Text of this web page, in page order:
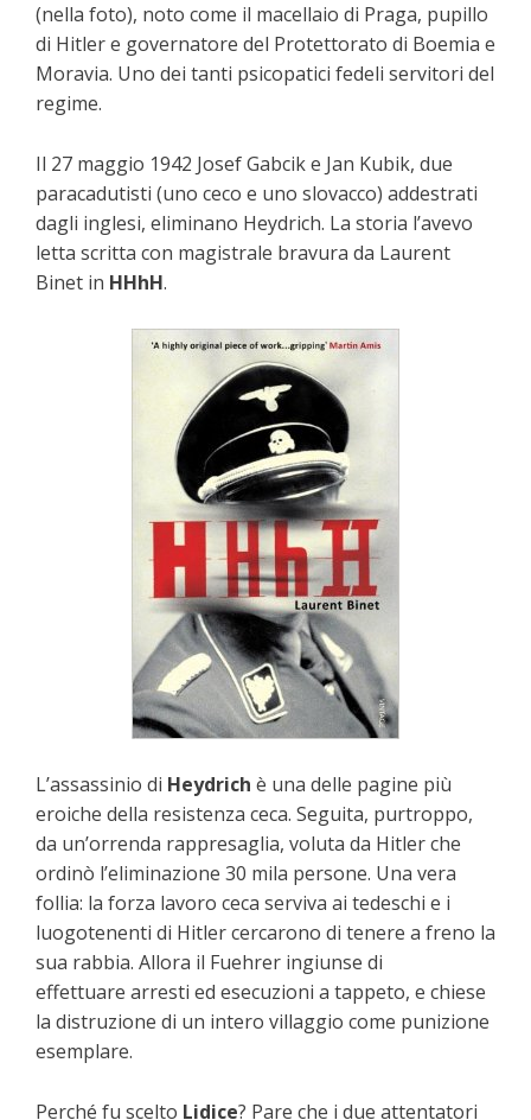
(nella foto), noto come il macellaio di Praga, pupillo
di Hitler e governatore del Protettorato di Boemia e
Moravia. Uno dei tanti psicopatici fedeli servitori del
regime.
Il 27 maggio 1942 Josef Gabcik e Jan Kubik, due
paracadutisti (uno ceco e uno slovacco) addestrati
dagli inglesi, eliminano Heydrich. La storia l’avevo
letta scritta con magistrale bravura da Laurent
Binet in HHhH.
L’assassinio di Heydrich è una delle pagine più
eroiche della resistenza ceca. Seguita, purtroppo,
da un’orrenda rappresaglia, voluta da Hitler che
ordinò l’eliminazione 30 mila persone. Una vera
follia: la forza lavoro ceca serviva ai tedeschi e i
luogotenenti di Hitler cercarono di tenere a freno la
sua rabbia. Allora il Fuehrer ingiunse di
effettuare arresti ed esecuzioni a tappeto, e chiese
la distruzione di un intero villaggio come punizione
esemplare.
Perché fu scelto Lidice? Pare che i due attentatori